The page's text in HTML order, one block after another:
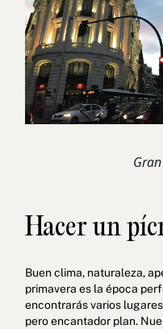
Hacer un
Buen clima, naturaleza,
primavera es la época
encontrarás varios
pero encantador plan.